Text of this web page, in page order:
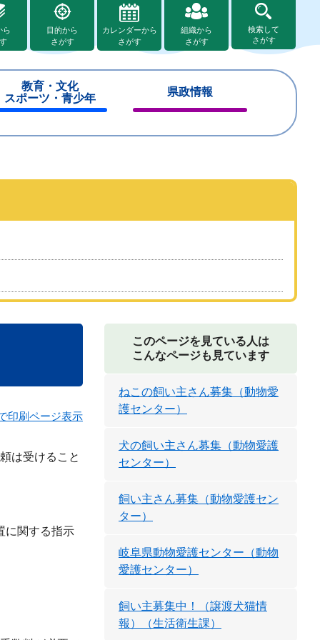
ら
目的から
さがす
カレンダーから
さがす
組織から
さがす
検索して
さがす
教育・文化
スポーツ・青少年
県政情報
じ
印刷ページ表示
は受けること
に関する指示
このページを見ている人は
こんなページも見ています
ねこの飼い主さん募集（動物愛
護センター）
犬の飼い主さん募集（動物愛護
センター）
飼い主さん募集（動物愛護セン
ター）
岐阜県動物愛護センター（動物
愛護センター）
飼い主募集中！（譲渡犬猫情
報）（生活衛生課）